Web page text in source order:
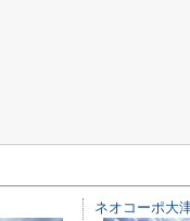
ネオコーポ大